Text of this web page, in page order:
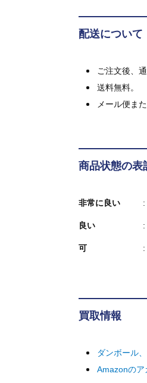
配送について
ご注文後、
送料無料。
メール便ま
商品状態の表
非常に良い
良い
可
買取情報
ダンボール
Amazonのア